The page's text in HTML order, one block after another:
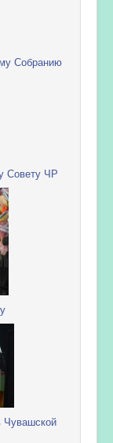
Собранию
Совету ЧР
Чувашской